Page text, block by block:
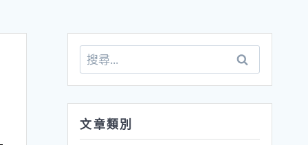
搜
尋
關
鍵
字:
文章類別